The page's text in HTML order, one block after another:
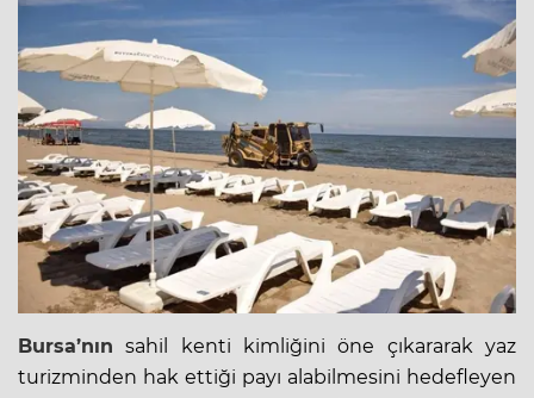
Bursa’nın sahil kenti kimliğini öne çıkararak yaz
turizminden hak ettiği payı alabilmesini hedefleyen